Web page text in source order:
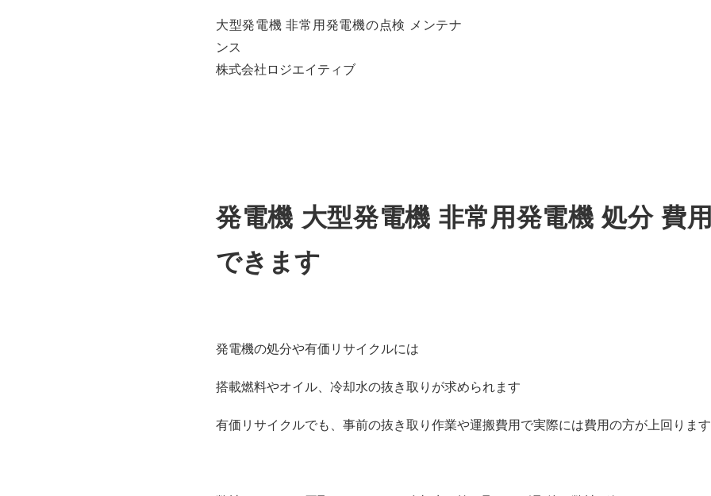
大型発電機 非常用発電機の点検 メンテナ
ンス
株式会社ロジエイティブ
発電機 大型発電機 非常用発電機 処分 費
できます
発電機の処分や有価リサイクルには
搭載燃料やオイル、冷却水の抜き取りが求められます
有価リサイクルでも、事前の抜き取り作業や運搬費用で実際には費用の方が上回ります